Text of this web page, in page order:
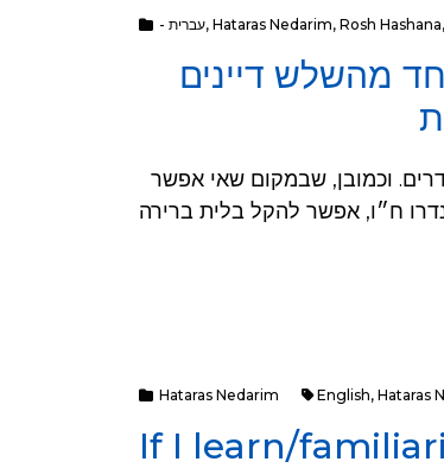
- עברית, Hataras Nedarim, Rosh Hashana,
מהשלש דיינים
Hataras Nedarim English, Hataras
If I learn/